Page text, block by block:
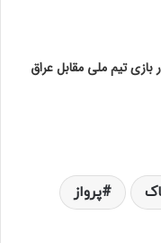
در بازی تیم‌ ملی مقابل عراق
پرواز